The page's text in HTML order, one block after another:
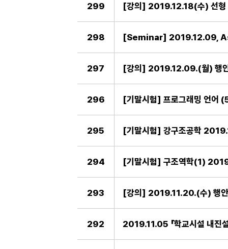
299 [강의] 2019.12.18(수) 선형
298
297 [강의] 2019.12.09.(월) 행안
296 [기말시험] 프로그래밍 언
295 [기말시험] 강구조공학
294 [기말시험] 구조역학(1)
293 [강의] 2019.11.20.(수) 행안
292 2019.11.05 「학교시설 내진